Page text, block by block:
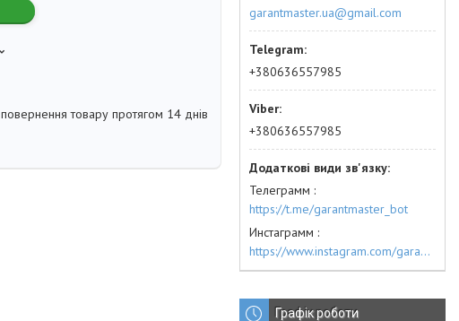
повернення товару протягом 14 днів
garantmaster.ua@gmail.com
+380636557985
+380636557985
Телеграмм
https://t.me/garantmaster_bot
Инстаграмм
https://www.instagram.com/garantmaster.ua/
Графік роботи